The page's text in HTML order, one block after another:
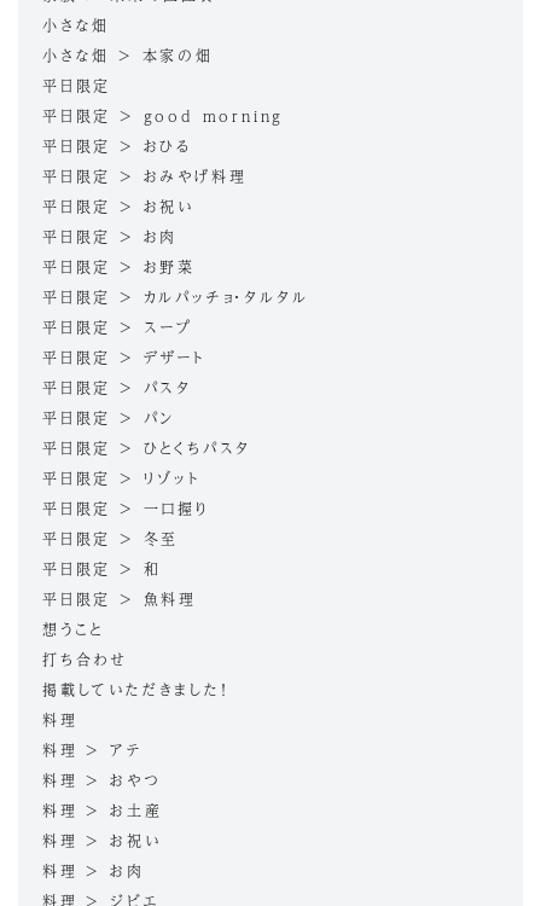
小さな畑
小さな畑 > 本家の畑
平日限定
平日限定 > good morning
平日限定 > おひる
平日限定 > おみやげ料理
平日限定 > お祝い
平日限定 > お肉
平日限定 > お野菜
平日限定 > カルパッチョ・タルタル
平日限定 > スープ
平日限定 > デザート
平日限定 > パスタ
平日限定 > パン
平日限定 > ひとくちパスタ
平日限定 > リゾット
平日限定 > 一口握り
平日限定 > 冬至
平日限定 > 和
平日限定 > 魚料理
想うこと
打ち合わせ
掲載していただきました！
料理
料理 > アテ
料理 > おやつ
料理 > お土産
料理 > お祝い
料理 > お肉
料理 > ジビエ